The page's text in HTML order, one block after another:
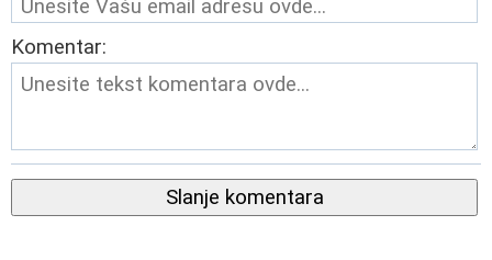
Komentar:
Slanje komentara